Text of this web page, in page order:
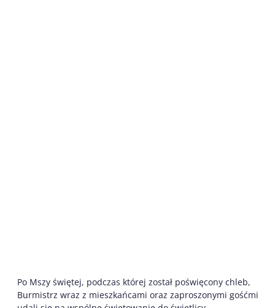
Po Mszy świętej, podczas której został poświęcony chleb,
Burmistrz wraz z mieszkańcami oraz zaproszonymi gośćmi